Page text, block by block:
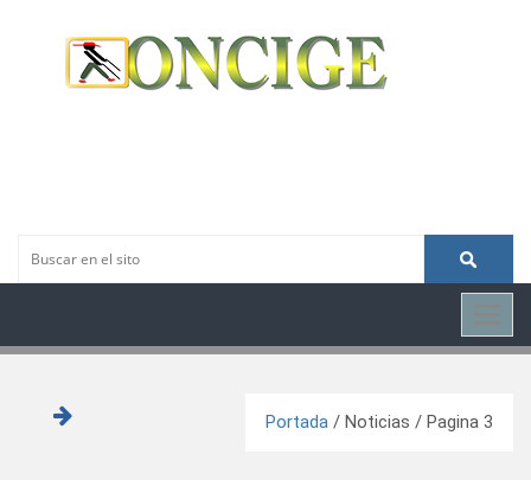
Portada / Noticias / Pagina 3